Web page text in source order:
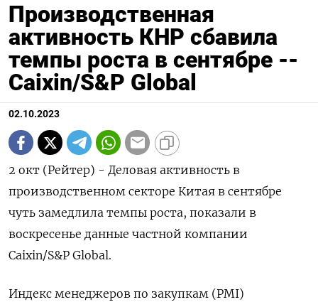
Производственная
активность КНР сбавила
темпы роста в сентябре --
Caixin/S&P Global
02.10.2023
2 окт (Рейтер) - Деловая активность в
производственном секторе Китая в сентябре
чуть замедлила темпы роста, показали в
воскресенье данные частной компании
Сaixin/S&P Global.
Индекс менеджеров по закупкам (PMI)